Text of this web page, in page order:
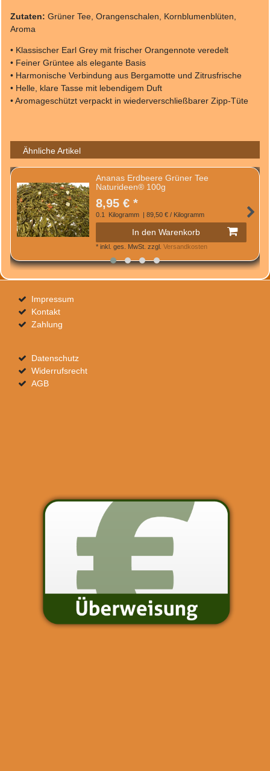
Zutaten: Grüner Tee, Orangenschalen, Kornblumenblüten,
Aroma
• Klassischer Earl Grey mit frischer Orangennote veredelt
• Feiner Grüntee als elegante Basis
• Harmonische Verbindung aus Bergamotte und Zitrusfrische
• Helle, klare Tasse mit lebendigem Duft
• Aromageschützt verpackt in wiederverschließbarer Zipp-Tüte
Ähnliche Artikel
Ananas Erdbeere Grüner Tee
Naturideen® 100g
8,95 € *
0.1 Kilogramm | 89,50 € / Kilogramm
In den Warenkorb
* inkl. ges. MwSt. zzgl. Versandkosten
Impressum
Kontakt
Zahlung
Datenschutz
Widerrufsrecht
AGB